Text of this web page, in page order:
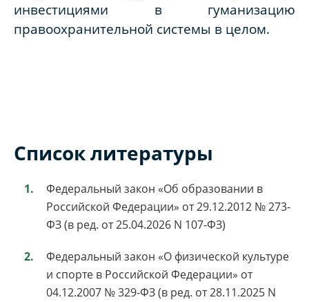
инвестициями в гуманизацию
правоохранительной системы в целом.
Список литературы
Федеральный закон «Об образовании в
Российской Федерации» от 29.12.2012 № 273-
ФЗ (в ред. от 25.04.2026 N 107-ФЗ)
Федеральный закон «О физической культуре
и спорте в Российской Федерации» от
04.12.2007 № 329-ФЗ (в ред. от 28.11.2025 N